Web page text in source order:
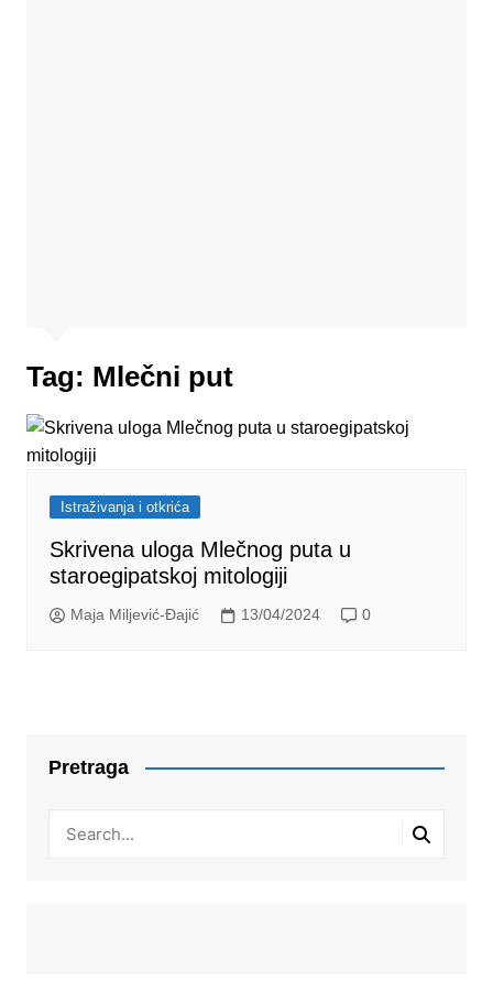
Tag: Mlečni put
Istraživanja i otkrića
Skrivena uloga Mlečnog puta u
staroegipatskoj mitologiji
Maja Miljević-Đajić 13/04/2024 0
Pretraga